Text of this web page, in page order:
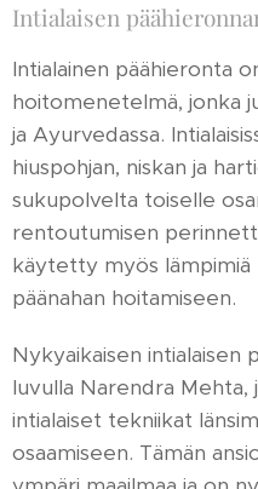
Intialaisen
Intialainen päähieronta
hoitomenetelmä, jonka
ja Ayurvedassa.
hiuspohjan, niskan ja
sukupolvelta toiselle
rentoutumisen
käytetty myös lämpimiä
päänahan hoitamiseen.
Nykyaikaisen intialaisen
luvulla Narendra
intialaiset tekniikat
osaamiseen. Tämän